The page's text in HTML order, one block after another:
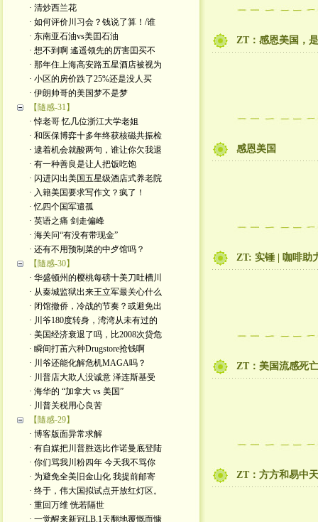
· 清炒西兰花
· 如何评价川习会？钱说了算！/谁
· 东南亚石油vs美囯石油
· 想不到啊 遙遥领先的厉害囯买不
· 那年住上海高安路五星酒店被视为
· 小区的房价跌了25%还是没人买
· 伊朗帅哥的美国梦不是梦
【隨感-31】
· 悼老哥 忆几位浙江大学老姐
· 和医保博弈十多年终获核磁共振检
· 逮着机会就酸两句，谁让你欠我退
· 有一种善良是让人把饭吃饱
· 闪进闪出美国五星级酒店式养老院
· 入籍美国要求写作文？疯了！
· 忆四个国军遣孤
· 英语之痛 剑走偏峰
· 海关问“有没有带现金”
· 还有不用预制菜的中歺馆吗？
【隨感-30】
· 华盛顿州的樱桃每磅十美刀吐槽川
· 从秦城监狱出来王立军最关心什么
· 闭馆撤侨，冷战的节奏？或避免出
· 川爷180度转身，湾湾从未有过的
· 美国经济衰退了吗，比2008次贷危
· 瞬间打苖六种Drugstore抢钱啊
· 川爷还能化解危机MAGA吗？
· 川普店大欺人没诚意 泽连斯基受
· 海华的 “加拿大 vs 美国”
· 川普关税用心良苦
【隨感-29】
· 博客版面异常求解
· 有自媒把川普胜选比作诺曼底登陆
· 你们骂我川粉四年 今天我不骂你
· 为避免全美旧金山化 我提前邮寄
· 终于，伟大国拟试点开放红灯区。
· 重回万维 恍若隔世
· 一觉醒来新冠LB.1天翻地覆慨而慷
ZT：感恩美国，
感恩美国
ZT: 实锤 | 咖啡助
ZT：美国流感死
ZT：方方和易中